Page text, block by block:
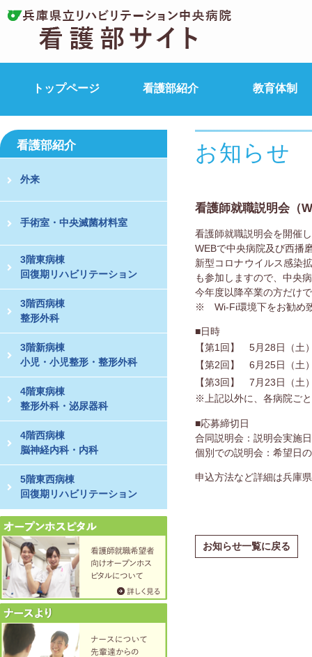
トップページ 看護部紹介 教育体制
看護部紹介
外来
手術室・中央滅菌材料室
3階東病棟
回復期リハビリテーション
3階西病棟
整形外科
3階新病棟
小児・小児整形・整形外科
4階東病棟
整形外科・泌尿器科
4階西病棟
脳神経内科・内科
5階東西病棟
回復期リハビリテーション
お知らせ
看護師就職説明会（
看護師就職説明会を開催
WEBで中央病院及び西播
新型コロナウイルス感染
も参加しますので、中央
今年度以降卒業の方だけ
※ Wi-Fi環境下をお勧め
■日時
【第1回】 5月28日（土
【第2回】 6月25日（土
【第3回】 7月23日（土
※上記以外に、各病院ご
■応募締切日
合同説明会：説明会実施
個別での説明会：希望日
申込方法など詳細は兵庫
お知らせ一覧に戻る